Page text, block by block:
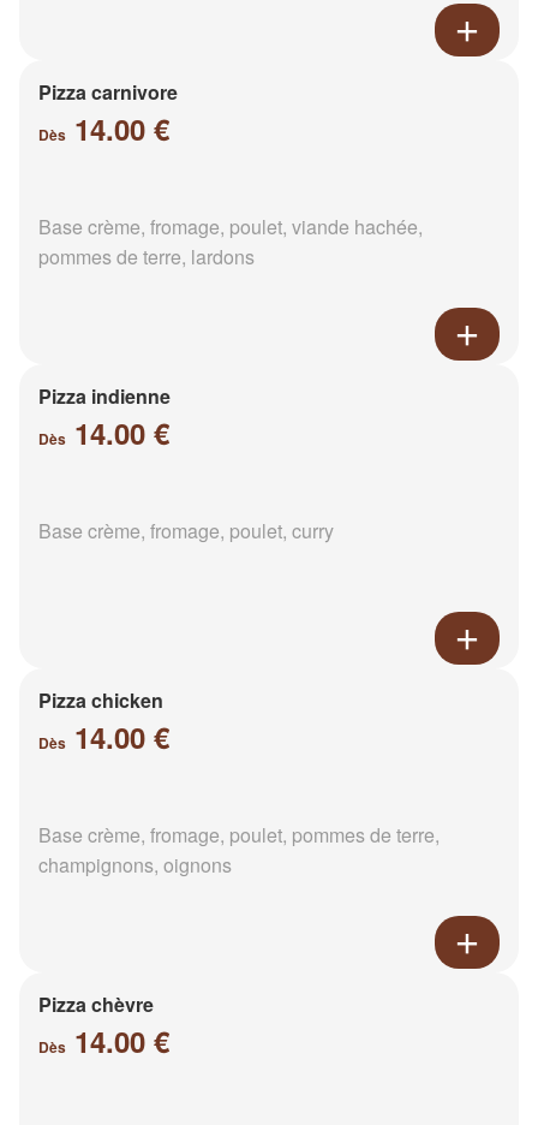
Pizza carnivore
Dès 14.00 €
Base crème, fromage, poulet, viande hachée,
pommes de terre, lardons
Pizza indienne
Dès 14.00 €
Base crème, fromage, poulet, curry
Pizza chicken
Dès 14.00 €
Base crème, fromage, poulet, pommes de terre,
champignons, oignons
Pizza chèvre
Dès 14.00 €